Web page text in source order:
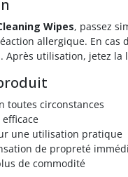
Wipes, passez
allergique. En cas
Après utilisation, jetez
toutes circonstances
une utilisation pratique
de propreté
de commodité